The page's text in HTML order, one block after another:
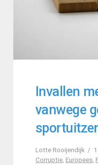
Invallen
vanwege
Lotte Rooijendijk
Corruptie, Europees,